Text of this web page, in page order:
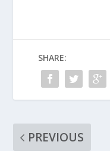
SHARE:
PREVIOUS